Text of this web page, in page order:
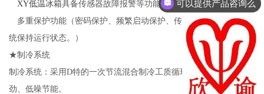
XY低温冰箱具备传感器故障报警等功能；
多重保护功能（密码保护、频繁启动保护、传感器故障时制冷系
统保持运行状态。）
★制冷系统
制冷系统：采用D特的一次节流混合制冷工质循环设计。制冷GX强
劲、低噪节能。
可以提供产品咨询么